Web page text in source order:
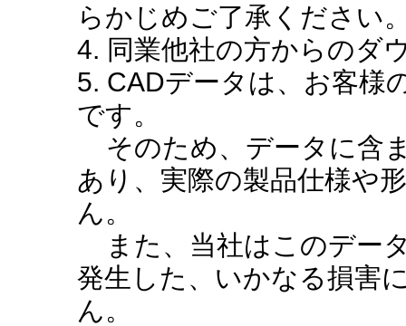
らかじめご了承ください
4. 同業他社の方からのダ
5. CADデータは、お客様
です。
そのため、データに含
あり、実際の製品仕様や
ん。
また、当社はこのデー
発生した、いかなる損害
ん。